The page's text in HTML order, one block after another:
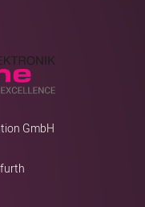
GmbH